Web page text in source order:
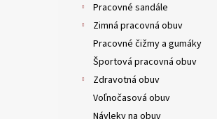
Pracovné sandále
Zimná pracovná obuv
Pracovné čižmy a gumáky
Športová pracovná obuv
Zdravotná obuv
Voľnočasová obuv